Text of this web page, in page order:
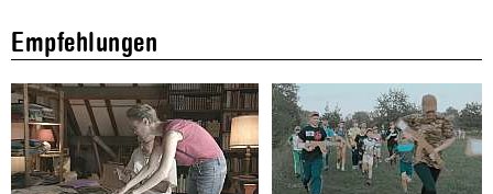
Empfehlungen